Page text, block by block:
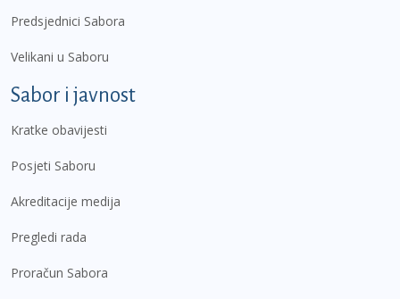
Predsjednici Sabora
Velikani u Saboru
Sabor i javnost
Kratke obavijesti
Posjeti Saboru
Akreditacije medija
Pregledi rada
Proračun Sabora